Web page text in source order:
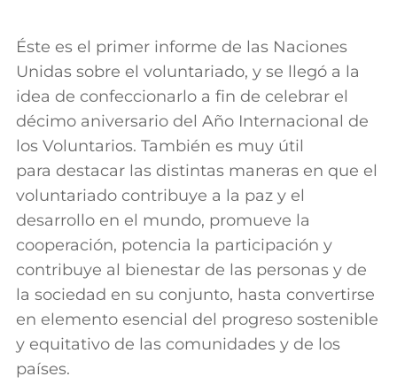
Éste es el primer informe de las Naciones
Unidas sobre el voluntariado, y se llegó a la
idea de confeccionarlo a fin de celebrar el
décimo aniversario del Año Internacional de
los Voluntarios. También es muy útil
para destacar las distintas maneras en que el
voluntariado contribuye a la paz y el
desarrollo en el mundo, promueve la
cooperación, potencia la participación y
contribuye al bienestar de las personas y de
la sociedad en su conjunto, hasta convertirse
en elemento esencial del progreso sostenible
y equitativo de las comunidades y de los
países.